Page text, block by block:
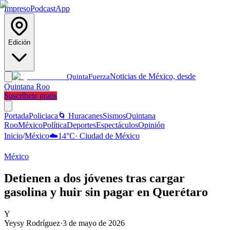
ImpresoPodcastApp
Edición
QuintaFuerzaNoticias de México, desde
Quintana Roo
Suscríbete gratis
PortadaPoliciaca 🌀 HuracanesSismosQuintana
RooMéxicoPolíticaDeportesEspectáculosOpinión
Inicio/México☁️14°C· Ciudad de México
México
Detienen a dos jóvenes tras cargar
gasolina y huir sin pagar en Querétaro
Y
Yeysy Rodríguez·3 de mayo de 2026